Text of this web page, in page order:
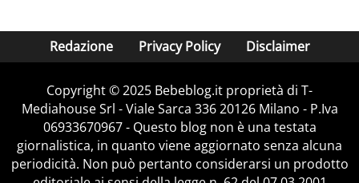
Redazione Privacy Policy Disclaimer
Copyright © 2025 Bebeblog.it proprietà di T-
Mediahouse Srl - Viale Sarca 336 20126 Milano - P.Iva
06933670967 - Questo blog non è una testata
giornalistica, in quanto viene aggiornato senza alcuna
periodicità. Non può pertanto considerarsi un prodotto